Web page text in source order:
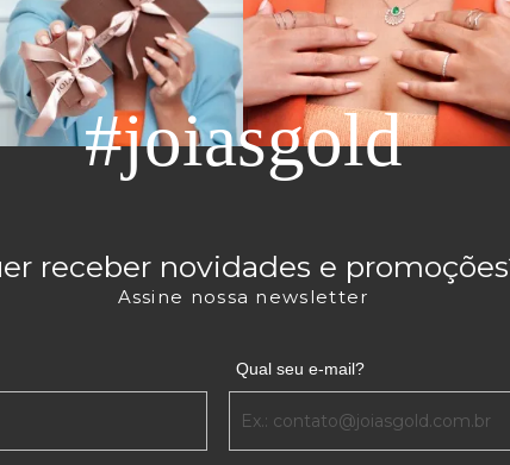
#joiasgold
receber novidades e
Assine nossa newsletter
Qual seu e-mail?